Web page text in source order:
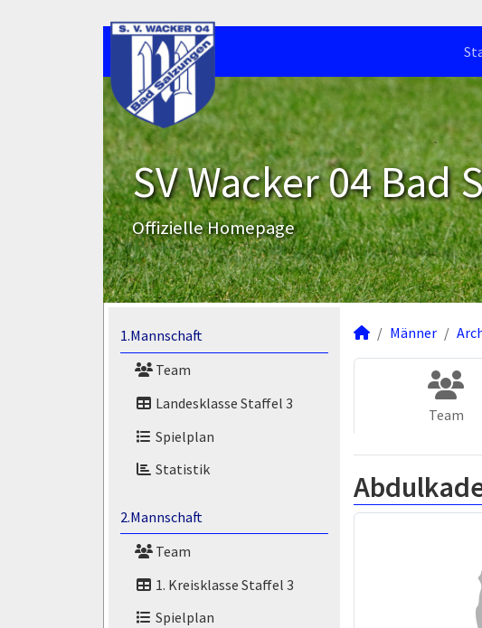
SV Wacker 04 Bad
Offizielle Homepage
1.Mannschaft
Team
Landesklasse Staffel 3
Spielplan
Statistik
2.Mannschaft
Team
1. Kreisklasse Staffel 3
Spielplan
Männer
Team